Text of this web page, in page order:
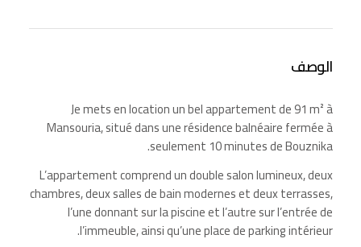
الوصف
Je mets en location un bel appartement de 91 m² à
Mansouria, situé dans une résidence balnéaire fermée à
seulement 10 minutes de Bouznika.
L’appartement comprend un double salon lumineux, deux
chambres, deux salles de bain modernes et deux terrasses,
l’une donnant sur la piscine et l’autre sur l’entrée de
l’immeuble, ainsi qu’une place de parking intérieur.